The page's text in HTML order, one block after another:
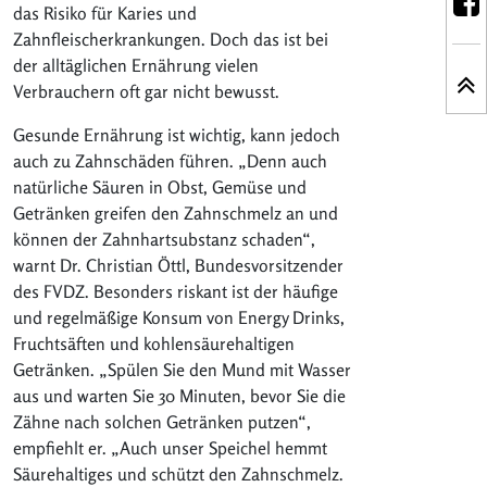
das Risiko für Karies und
Zahnfleischerkrankungen. Doch das ist bei
der alltäglichen Ernährung vielen
Verbrauchern oft gar nicht bewusst.
Gesunde Ernährung ist wichtig, kann jedoch
auch zu Zahnschäden führen. „Denn auch
natürliche Säuren in Obst, Gemüse und
Getränken greifen den Zahnschmelz an und
können der Zahnhartsubstanz schaden“,
warnt Dr. Christian Öttl, Bundesvorsitzender
des FVDZ. Besonders riskant ist der häufige
und regelmäßige Konsum von Energy Drinks,
Fruchtsäften und kohlensäurehaltigen
Getränken. „Spülen Sie den Mund mit Wasser
aus und warten Sie 30 Minuten, bevor Sie die
Zähne nach solchen Getränken putzen“,
empfiehlt er. „Auch unser Speichel hemmt
Säurehaltiges und schützt den Zahnschmelz.